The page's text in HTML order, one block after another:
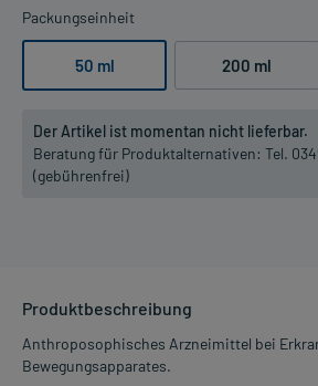
Packungseinheit
50 ml 200 ml
Der Artikel ist momentan nicht lieferbar.
Beratung für Produktalternativen: Tel.
(gebührenfrei)
Produktbeschreibung
Anthroposophisches Arzneimittel bei
Bewegungsapparates.